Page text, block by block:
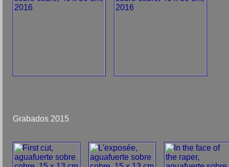
Grabados 2015